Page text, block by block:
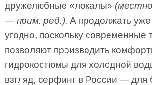
дружелюбные «локалы»
— прим. ред.). А продолжать
угодно, поскольку современные
позволяют производить
гидрокостюмы для холодной
взгляд, серфинг в России — для